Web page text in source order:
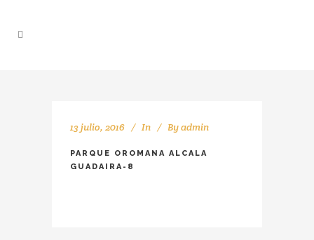
13 julio, 2016 In Byadmin
PARQUE OROMANA ALCALA
GUADAIRA-8